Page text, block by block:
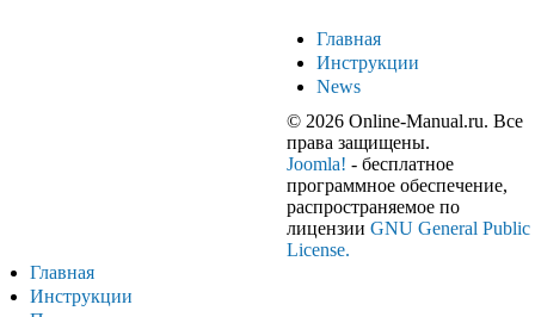
Главная
Инструкции
News
© 2026 Online-Manual.ru. Все
права защищены.
Joomla! - бесплатное
программное обеспечение,
распространяемое по
лицензии GNU General Public
License.
Главная
Инструкции